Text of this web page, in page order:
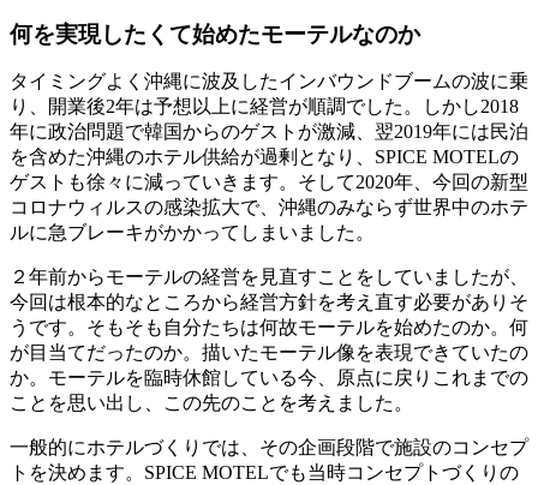
何を実現したくて始めたモーテルなのか
タイミングよく沖縄に波及したインバウンドブームの波に乗
り、開業後2年は予想以上に経営が順調でした。しかし2018
年に政治問題で韓国からのゲストが激減、翌2019年には民泊
を含めた沖縄のホテル供給が過剰となり、SPICE MOTELの
ゲストも徐々に減っていきます。そして2020年、今回の新型
コロナウィルスの感染拡大で、沖縄のみならず世界中のホテ
ルに急ブレーキがかかってしまいました。
２年前からモーテルの経営を見直すことをしていましたが、
今回は根本的なところから経営方針を考え直す必要がありそ
うです。そもそも自分たちは何故モーテルを始めたのか。何
が目当てだったのか。描いたモーテル像を表現できていたの
か。モーテルを臨時休館している今、原点に戻りこれまでの
ことを思い出し、この先のことを考えました。
一般的にホテルづくりでは、その企画段階で施設のコンセプ
トを決めます。SPICE MOTELでも当時コンセプトづくりの